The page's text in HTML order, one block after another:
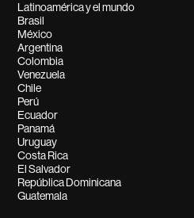
Latinoamérica y el mundo
Brasil
México
Argentina
Colombia
Venezuela
Chile
Perú
Ecuador
Panamá
Uruguay
Costa Rica
El Salvador
República Dominicana
Guatemala